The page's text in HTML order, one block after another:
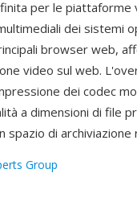
per le piattaforme
dei sistemi
browser web,
video sul web.
dei codec
a dimensioni di file
spazio di archiviazione
Group